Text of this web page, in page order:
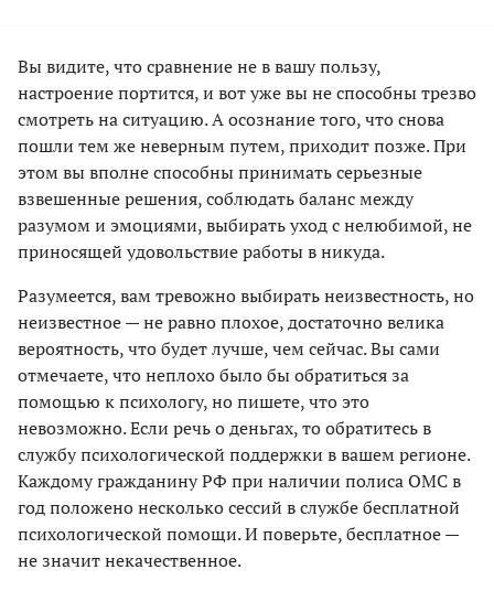
Вы видите, что сравнение не в вашу пользу,
настроение портится, и вот уже вы не способны трезво
смотреть на ситуацию. А осознание того, что снова
пошли тем же неверным путем, приходит позже. При
этом вы вполне способны принимать серьезные
взвешенные решения, соблюдать баланс между
разумом и эмоциями, выбирать уход с нелюбимой, не
приносящей удовольствие работы в никуда.
Разумеется, вам тревожно выбирать неизвестность, но
неизвестное — не равно плохое, достаточно велика
вероятность, что будет лучше, чем сейчас. Вы сами
отмечаете, что неплохо было бы обратиться за
помощью к психологу, но пишете, что это
невозможно. Если речь о деньгах, то обратитесь в
службу психологической поддержки в вашем регионе.
Каждому гражданину РФ при наличии полиса ОМС в
год положено несколько сессий в службе бесплатной
психологической помощи. И поверьте, бесплатное —
не значит некачественное.